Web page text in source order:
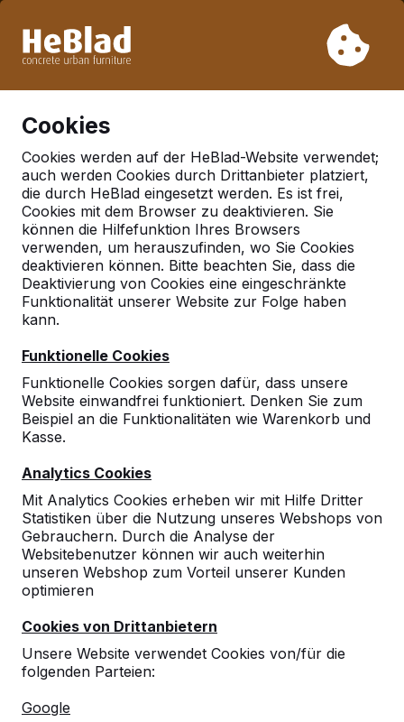
Woche 33 nicht. Bitte berücksichtigen Sie daher längere
Cookies
Cookies werden auf der HeBlad-Website verwendet;
auch werden Cookies durch Drittanbieter platziert,
die durch HeBlad eingesetzt werden. Es ist frei,
Cookies mit dem Browser zu deaktivieren. Sie
können die Hilfefunktion Ihres Browsers
verwenden, um herauszufinden, wo Sie Cookies
deaktivieren können. Bitte beachten Sie, dass die
Deaktivierung von Cookies eine eingeschränkte
Funktionalität unserer Website zur Folge haben
kann.
Funktionelle Cookies
Funktionelle Cookies sorgen dafür, dass unsere
Website einwandfrei funktioniert. Denken Sie zum
Beispiel an die Funktionalitäten wie Warenkorb und
Kasse.
Analytics Cookies
Mit Analytics Cookies erheben wir mit Hilfe Dritter
Statistiken über die Nutzung unseres Webshops von
Gebrauchern. Durch die Analyse der
Websitebenutzer können wir auch weiterhin
unseren Webshop zum Vorteil unserer Kunden
optimieren
Cookies von Drittanbietern
Unsere Website verwendet Cookies von/für die
folgenden Parteien:
Google
Parkbank aus Beton
Nachhaltigkeit und unsere
Parkbänke aus Beton
der
Spezialist
auf dem
Parkbank
aus Beton. Für eine Parkbank gebrauchen wir Beton
von höchster Qualität, dadurch entstehen
Parkbänke, die unkaputtbar und nachhaltig sind und
auch noch modern aussehen. In unserem Sortiment